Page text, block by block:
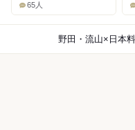
65人
野田・流山×日本